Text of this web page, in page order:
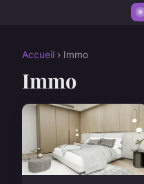
Accueil › Immo
Immo